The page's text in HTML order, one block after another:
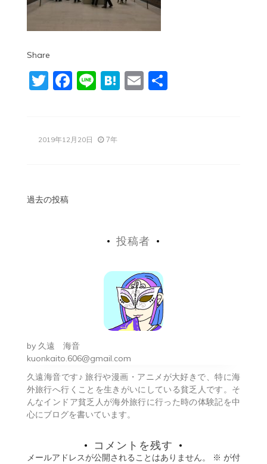
Share
Twitter
Facebook
LineHatena
Email
共
2019年12月20日 7年
投
シ
ョ
ン
過去の投稿
投稿者
by 久遠 海音
kuonkaito.606@gmail.com
久遠海音です♪ 旅行や漫画・アニメが大好きで、特に海
外旅行へ行くことを生きがいにしている貧乏人です。そ
んなインドア貧乏人が海外旅行に行った時の体験記を中
心にブログを書いています。
コメントを残す
メールアドレスが公開されることはありません。 ※ が付